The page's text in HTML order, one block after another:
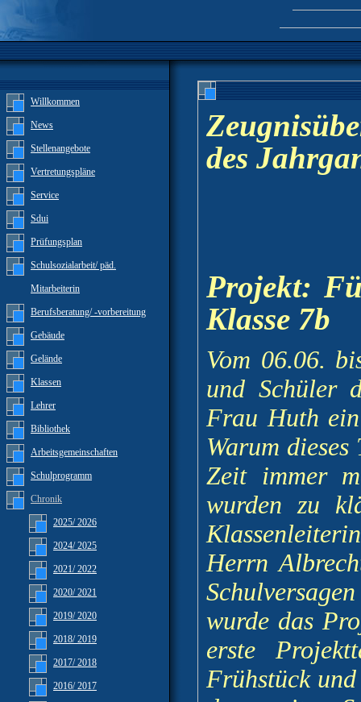
Willkommen
News
Stellenangebote
Vertretungspläne
Service
Sdui
Prüfungsplan
Schulsozialarbeit/ päd.
Mitarbeiterin
Berufsberatung/ -vorbereitung
Gebäude
Gelände
Klassen
Lehrer
Bibliothek
Arbeitsgemeinschaften
Schulprogramm
Chronik
2025/ 2026
2024/ 2025
2021/ 2022
2020/ 2021
2019/ 2020
2018/ 2019
2017/ 2018
2016/ 2017
des
Projekt:
Klasse 7b
Vom 06.06.
und Schüler
Frau Huth
Warum
Zeit immer
wurden zu
Herrn
wurde das
erste
Frühstück